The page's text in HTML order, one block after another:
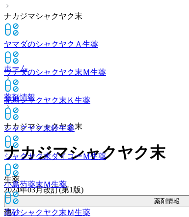
ナカジマシャクヤク末
ヤマダのシャクヤクＡ 生薬
ウチダのシャクヤク末Ｍ生薬
花扇シャクヤク末Ｋ 生薬
シャクヤク末鈴生薬
シャクヤク末ダイコーＭ生薬
小島芍薬末Ｍ生薬
高砂シャクヤク末Ｍ生薬
ホーム
薬剤情報
ナカジマシャクヤク末
ナカジマシャクヤク末
生薬
2024年03月改訂(第1版)
薬剤情報
他